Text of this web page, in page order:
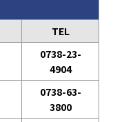
TEL
0738-23-
4904
0738-63-
3800